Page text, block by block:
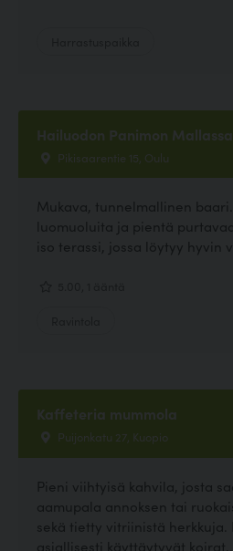
Hailuodon Panimon
Pikisaarentie 15, Oulu
Mukava, tunnelmallinen
luomuoluita ja pientä
iso terassi, jossa löytyy hyvin
Kaffeteria mummola
Puijonkatu 27, Kuopio
Pieni viihtyisä kahvila, josta
aamupala annoksen tai
sekä tietty vitriinistä herkkuja.
asiallisesti käyttäytyvät koirat...